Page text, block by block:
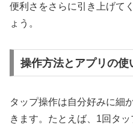
便利さをさらに引き上げて
ょう。
操作方法とアプリの使
タップ操作は自分好みに細
きます。たとえば、1回タ